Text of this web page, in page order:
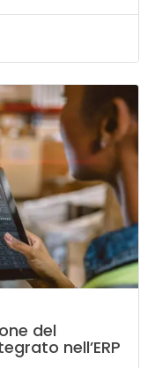
del
nell’ERP